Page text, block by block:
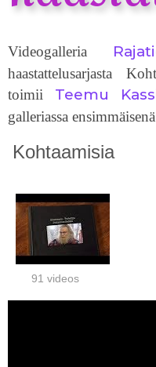
Videogalleria
haastattelusarjasta
toimii Teemu
galleriassa
Kohtaamisia
91 videos